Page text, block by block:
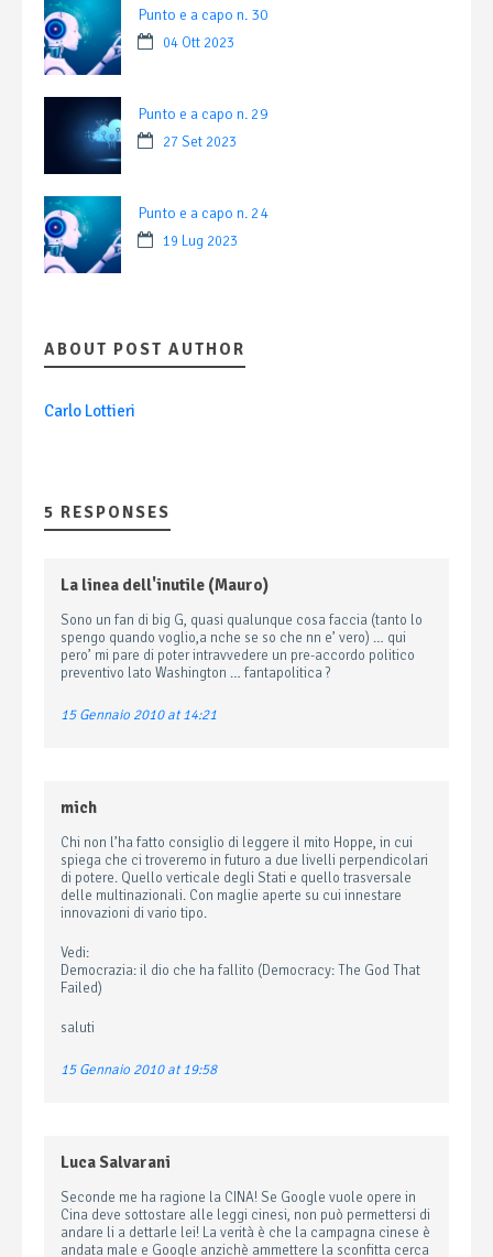
Punto e a capo n. 30
04 Ott 2023
Punto e a capo n. 29
27 Set 2023
Punto e a capo n. 24
19 Lug 2023
ABOUT POST AUTHOR
Carlo Lottieri
5 RESPONSES
La linea dell'inutile (Mauro)
Sono un fan di big G, quasi qualunque cosa faccia (tanto lo
spengo quando voglio,a nche se so che nn e’ vero) … qui
pero’ mi pare di poter intravvedere un pre-accordo politico
preventivo lato Washington … fantapolitica ?
15 Gennaio 2010 at 14:21
mich
Chi non l’ha fatto consiglio di leggere il mito Hoppe, in cui
spiega che ci troveremo in futuro a due livelli perpendicolari
di potere. Quello verticale degli Stati e quello trasversale
delle multinazionali. Con maglie aperte su cui innestare
innovazioni di vario tipo.
Vedi:
Democrazia: il dio che ha fallito (Democracy: The God That
Failed)
saluti
15 Gennaio 2010 at 19:58
Luca Salvarani
Seconde me ha ragione la CINA! Se Google vuole opere in
Cina deve sottostare alle leggi cinesi, non può permettersi di
andare li a dettarle lei! La verità è che la campagna cinese è
andata male e Google anzichè ammettere la sconfitta cerca